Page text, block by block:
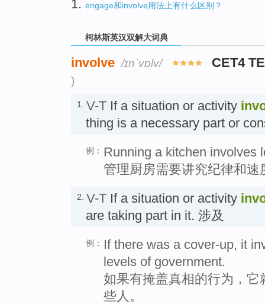
1. engage和involve用法上有什么区别？
柯林斯英汉双解大词典
involve /ɪnˈvɒlv/ CET4
)
1. V-T If a situation or activity
thing is a necessary part or
例： Running a kitchen involves
管理厨房需要讲究纪律和速
2. V-T If a situation or activity
are taking part in it. 涉及
例：
If there was a cover-up, it
levels of government.
如果有掩盖真相的行为，
些人。